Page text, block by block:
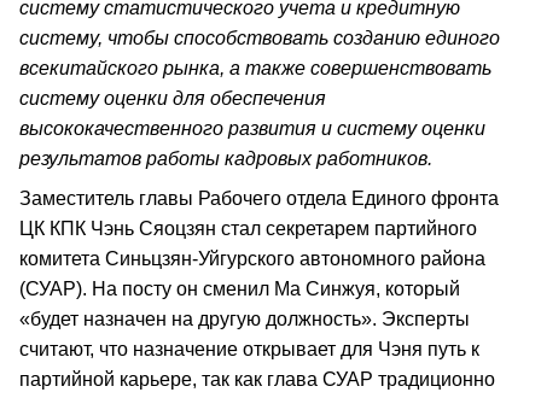
систему статистического учета и кредитную
систему, чтобы способствовать созданию единого
всекитайского рынка, а также совершенствовать
систему оценки для обеспечения
высококачественного развития и систему оценки
результатов работы кадровых работников.
Заместитель главы Рабочего отдела Единого фронта
ЦК КПК Чэнь Сяоцзян стал секретарем партийного
комитета Синьцзян-Уйгурского автономного района
(СУАР). На посту он сменил Ма Синжуя, который
«будет назначен на другую должность». Эксперты
считают, что назначение открывает для Чэня путь к
партийной карьере, так как глава СУАР традиционно